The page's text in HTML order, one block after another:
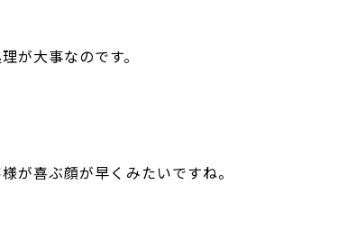
が大事なのです。
が喜ぶ顔が早くみたいですね。